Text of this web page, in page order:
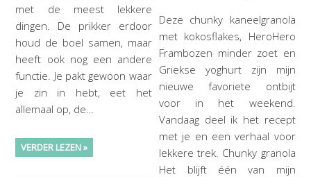
met de meest lekkere
dingen. De prikker erdoor
houd de boel samen, maar
heeft ook nog een andere
functie. Je pakt gewoon waar
je zin in hebt, eet het
allemaal op, de…
VERDER LEZEN »
Deze chunky kaneelgranola
met kokosflakes, HeroHero
Frambozen minder zoet en
Griekse yoghurt zijn mijn
nieuwe favoriete ontbijt
voor in het weekend.
Vandaag deel ik het recept
met je en een verhaal voor
lekkere trek. Chunky granola
Het blijft één van mijn